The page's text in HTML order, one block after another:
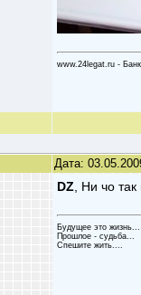
www.24legat.ru -
Дата:
DZ , Ни чо
Будущее это жизнь...
Прошлое - судьба...
Спешите жить....